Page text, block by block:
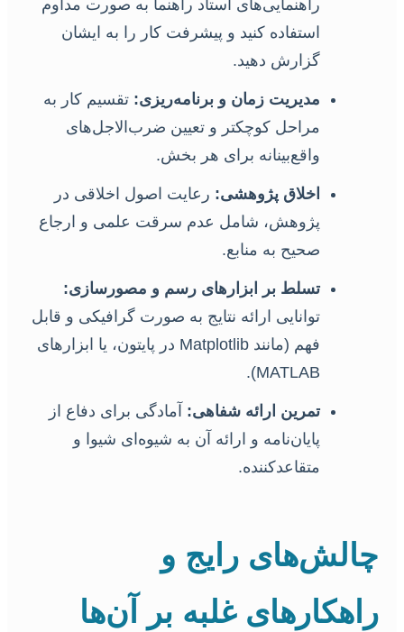
راهنمایی‌های استاد راهنما به صورت مداوم
استفاده کنید و پیشرفت کار را به ایشان
گزارش دهید.
مدیریت زمان و برنامه‌ریزی: تقسیم کار به
مراحل کوچکتر و تعیین ضرب‌الاجل‌های
واقع‌بینانه برای هر بخش.
اخلاق پژوهشی: رعایت اصول اخلاقی در
پژوهش، شامل عدم سرقت علمی و ارجاع
صحیح به منابع.
تسلط بر ابزارهای رسم و مصورسازی:
توانایی ارائه نتایج به صورت گرافیکی و قابل
فهم (مانند Matplotlib در پایتون، یا ابزارهای
MATLAB).
تمرین ارائه شفاهی: آمادگی برای دفاع از
پایان‌نامه و ارائه آن به شیوه‌ای شیوا و
متقاعدکننده.
چالش‌های رایج و
راهکارهای غلبه بر آن‌ها